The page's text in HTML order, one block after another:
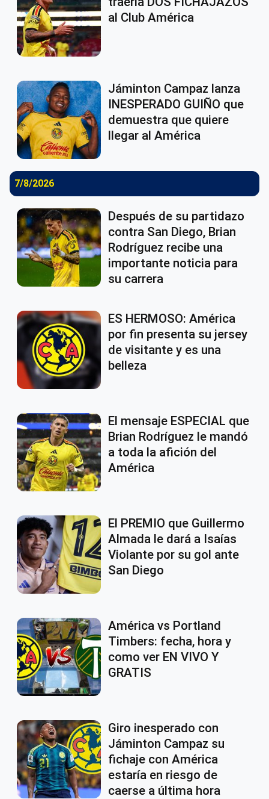
al Club América
Jáminton Campaz lanza
INESPERADO GUIÑO que
demuestra que quiere
llegar al América
7/8/2026
Después de su partidazo
contra San Diego, Brian
Rodríguez recibe una
importante noticia para
su carrera
ES HERMOSO: América
por fin presenta su jersey
de visitante y es una
belleza
El mensaje ESPECIAL que
Brian Rodríguez le mandó
a toda la afición del
América
El PREMIO que Guillermo
Almada le dará a Isaías
Violante por su gol ante
San Diego
América vs Portland
Timbers: fecha, hora y
como ver EN VIVO Y
GRATIS
Giro inesperado con
Jáminton Campaz su
fichaje con América
estaría en riesgo de
caerse a última hora